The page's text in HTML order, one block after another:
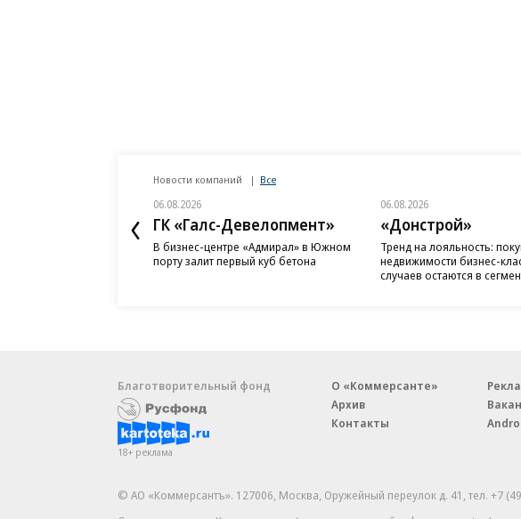
Новости компаний Все
06.08.2026
ГК «Галс-Девелопмент»
В бизнес-центре «Адмирал» в Южном
порту залит первый куб бетона
06.08.2026
«Донстрой»
Тренд на лояльность:
недвижимости бизнес-
случаев остаются в
Благотворительный фонд
18+ реклама
О «Коммерсанте»
Архив
Контакты
© АО «Коммерсантъ». 127006, Москва, Оружейный переулок д. 41,тел. +7